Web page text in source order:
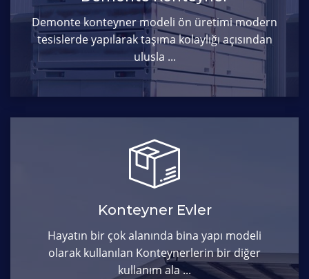
Demonte konteyner modeli ön üretimi modern
tesislerde yapılarak taşıma kolaylığı açısından
ulusla ...
Konteyner Evler
Hayatın bir çok alanında bina yapı modeli
olarak kullanılan Konteynerlerin bir diğer
kullanım ala ...